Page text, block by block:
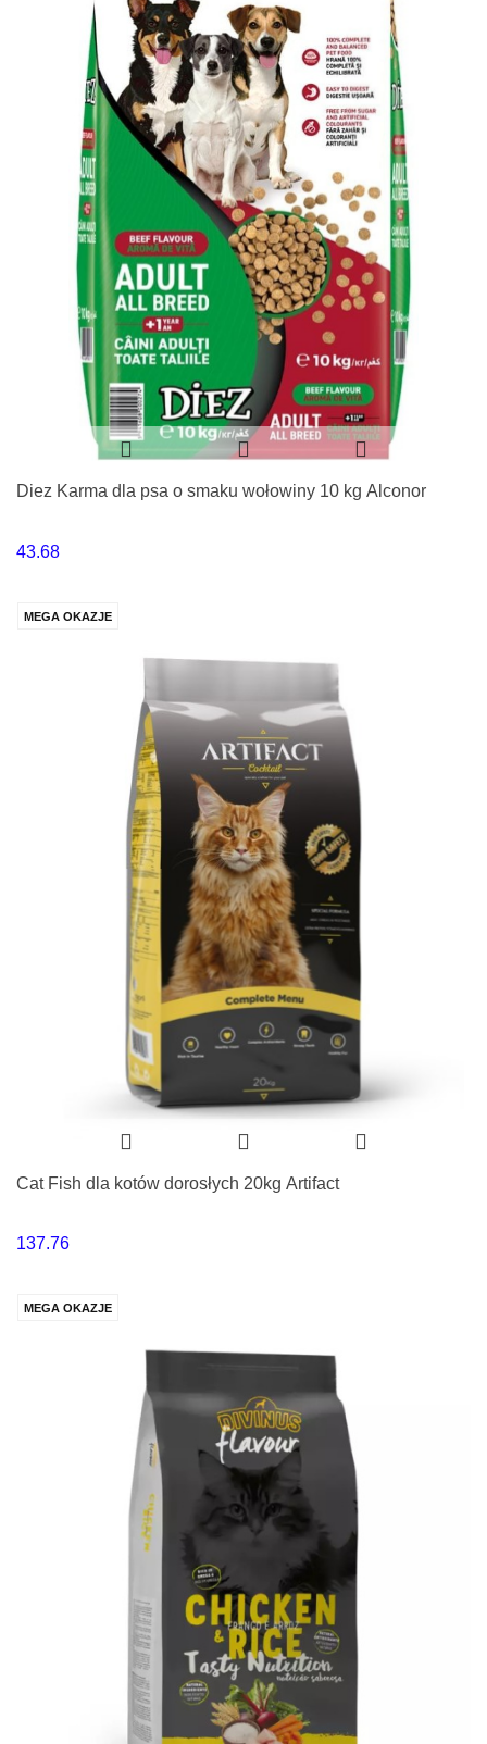
Diez Karma dla psa o smaku wołowiny 10 kg Alconor
43.68
MEGA OKAZJE
Cat Fish dla kotów dorosłych 20kg Artifact
137.76
MEGA OKAZJE